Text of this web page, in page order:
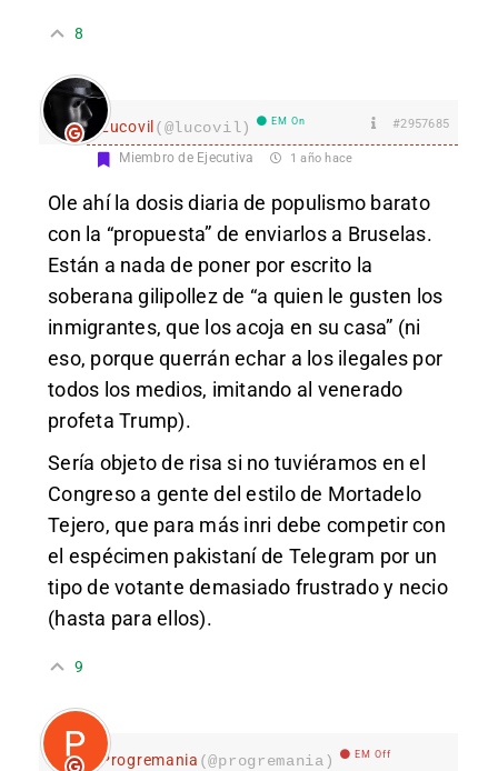
8
Lucovil(@lucovil) EM On #2957685
Miembro de Ejecutiva 1 año hace
Ole ahí la dosis diaria de populismo barato
con la “propuesta” de enviarlos a Bruselas.
Están a nada de poner por escrito la
soberana gilipollez de “a quien le gusten los
inmigrantes, que los acoja en su casa” (ni
eso, porque querrán echar a los ilegales por
todos los medios, imitando al venerado
profeta Trump).
Sería objeto de risa si no tuviéramos en el
Congreso a gente del estilo de Mortadelo
Tejero, que para más inri debe competir con
el espécimen pakistaní de Telegram por un
tipo de votante demasiado frustrado y necio
(hasta para ellos).
9
Progremania (@progremania) EM Off